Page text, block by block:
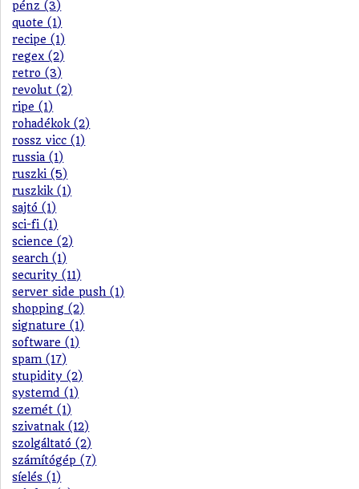
pénz (3)
quote (1)
recipe (1)
regex (2)
retro (3)
revolut (2)
ripe (1)
rohadékok (2)
rossz vicc (1)
russia (1)
ruszki (5)
ruszkik (1)
sajtó (1)
sci-fi (1)
science (2)
search (1)
security (11)
server side push (1)
shopping (2)
signature (1)
software (1)
spam (17)
stupidity (2)
systemd (1)
szemét (1)
szivatnak (12)
szolgáltató (2)
számítógép (7)
síelés (1)